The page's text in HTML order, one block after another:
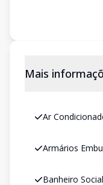
Mais
Ar
Armários
Banheiro Social